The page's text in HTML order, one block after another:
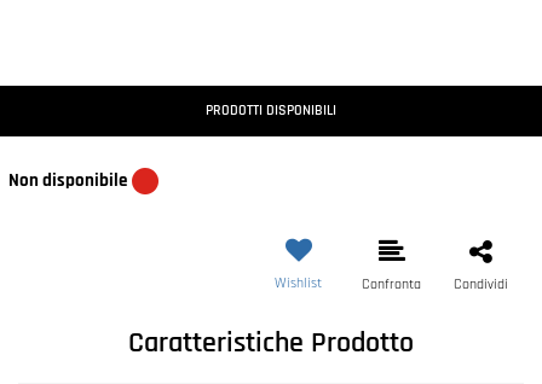
PRODOTTI DISPONIBILI
Non disponibile
Wishlist Confronta Condividi
Caratteristiche Prodotto